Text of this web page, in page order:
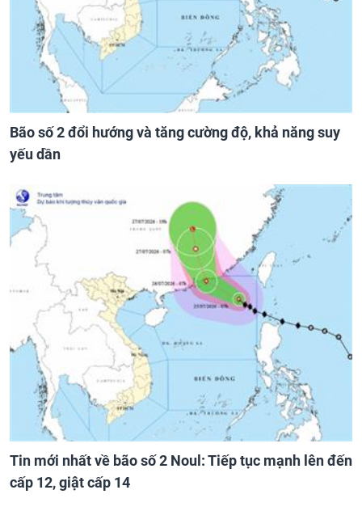
Bão số 2 đổi hướng và tăng cường độ, khả năng suy
yếu dần
Tin mới nhất về bão số 2 Noul: Tiếp tục mạnh lên đến
cấp 12, giật cấp 14